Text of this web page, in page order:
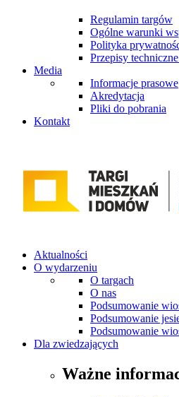
Regulamin targów
Ogólne warunki
Polityka
Przepisy
Media
Informacje prasowe
Akredytacja
Pliki do pobrania
Kontakt
Aktualności
O wydarzeniu
O targach
O nas
Podsumowanie
Podsumowanie
Podsumowanie
Dla zwiedzających
Ważne